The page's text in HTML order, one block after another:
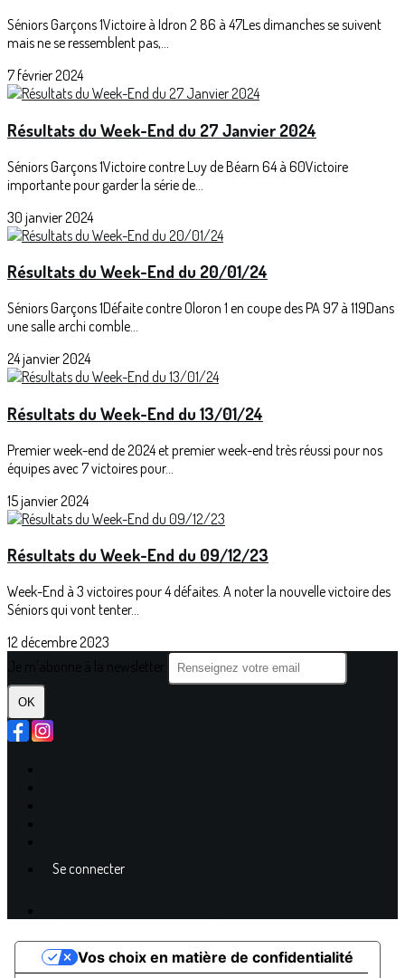
Séniors Garçons 1Victoire à Idron 2 86 à 47Les dimanches se suivent
mais ne se ressemblent pas,...
7 février 2024
Résultats du Week-End du 27 Janvier 2024
Séniors Garçons 1Victoire contre Luy de Béarn 64 à 60Victoire
importante pour garder la série de...
30 janvier 2024
Résultats du Week-End du 20/01/24
Séniors Garçons 1Défaite contre Oloron 1 en coupe des PA 97 à 119Dans
une salle archi comble...
24 janvier 2024
Résultats du Week-End du 13/01/24
Premier week-end de 2024 et premier week-end très réussi pour nos
équipes avec 7 victoires pour...
15 janvier 2024
Résultats du Week-End du 09/12/23
Week-End à 3 victoires pour 4 défaites. A noter la nouvelle victoire des
Séniors qui vont tenter...
12 décembre 2023
OK
Se connecter
Vos choix en matière de confidentialité